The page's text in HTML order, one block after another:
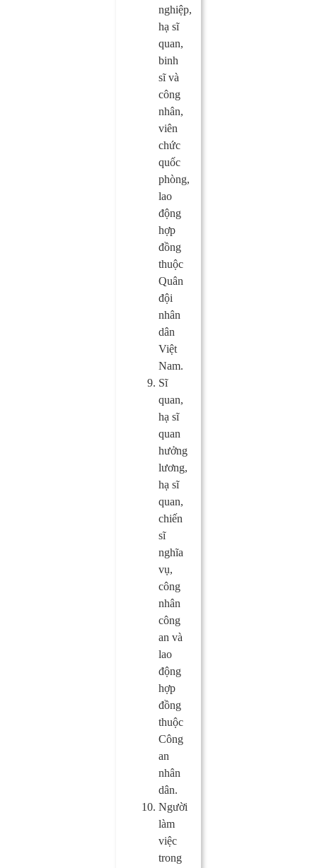
nghiệp,
hạ sĩ
quan,
binh
sĩ và
công
nhân,
viên
chức
quốc
phòng,
lao
động
hợp
đồng
thuộc
Quân
đội
nhân
dân
Việt
Nam.
Sĩ
quan,
hạ sĩ
quan
hưởng
lương,
hạ sĩ
quan,
chiến
sĩ
nghĩa
vụ,
công
nhân
công
an và
lao
động
hợp
đồng
thuộc
Công
an
nhân
dân.
Người
làm
việc
trong